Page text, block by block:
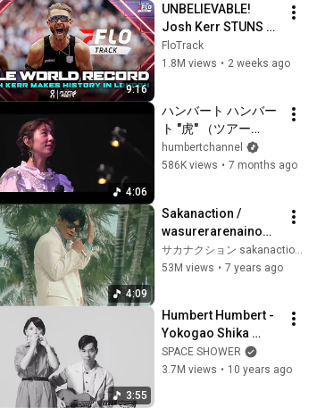
9:16
UNBELIEVABLE!
Josh Kerr STUNS
and Breaks Mile
World Record for
2026
FloTrack
1.8M views • 2 weeks ago
4:06
ハンバート ハンバー
ト "虎" （ツアー
2025「寝ても覚めて
も」at 大阪・オリッ
humbertchannel
586K views • 7 months ago
4:09
Sakanaction /
wasurerarenaino　-
Music Video-
サカナクション sakanaction
53M views • 7 years ago
3:55
Humbert Humbert -
Yokogao Shika
Shiranai [Official
Music Video]
SPACE SHOWER
3.7M views • 10 years ago